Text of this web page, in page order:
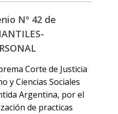
Nº 42 de
Corte de Justicia
y Ciencias Sociales
Argentina, por el
de practicas